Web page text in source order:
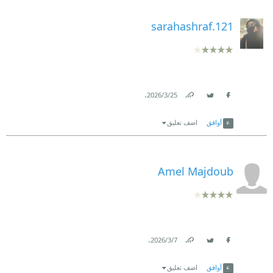
sarahashraf.121
25‏/3‏/2026
.
أوافق اضف تعليق
Amel Majdoub
7‏/3‏/2026
.
أوافق اضف تعليق